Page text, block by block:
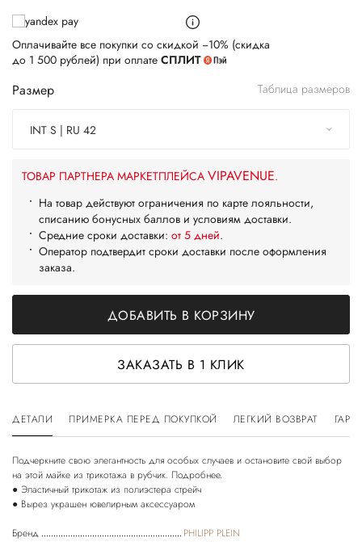
Оплачивайте все покупки со скидкой −10% (скидка
до 1 500 рублей) при оплате СПЛИТ
Размер Таблица размеров
INT S | RU 42
ТОВАР ПАРТНЕРА МАРКЕТПЛЕЙСА VIPAVENUE.
На товар действуют ограничения по карте лояльности,
списанию бонусных баллов и условиям доставки.
Средние сроки доставки: от 5 дней.
Оператор подтвердит сроки доставки после оформления
заказа.
ДОБАВИТЬ В КОРЗИНУ
ЗАКАЗАТЬ В 1 КЛИК
ДЕТАЛИ ПРИМЕРКА ПЕРЕД ПОКУПКОЙ ЛЕГКИЙ ВОЗВРАТ
Подчеркните свою элегантность для особых случаев и остановите свой выбор
на этой майке из трикотажа в рубчик. Подробнее.
● Эластичный трикотаж из полиэстера стрейч
● Вырез украшен ювелирным аксессуаром
Бренд
PHILIPP PLEIN